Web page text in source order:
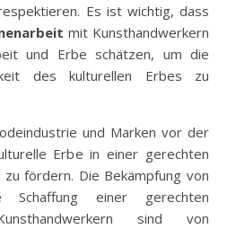
Es ist wichtig, dass
mit Kunsthandwerkern
und Erbe schätzen, um die
des kulturellen Erbes zu
und Marken vor der
Erbe in einer gerechten
fördern. Die Bekämpfung von
einer gerechten
sind von